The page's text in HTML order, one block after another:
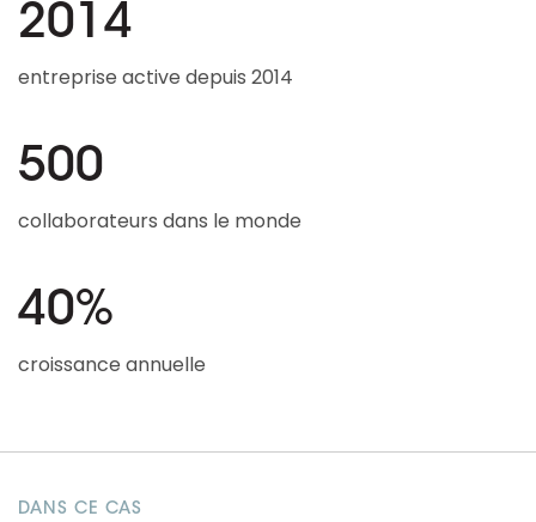
2014
entreprise active depuis 2014
500
collaborateurs dans le monde
40%
croissance annuelle
DANS CE CAS